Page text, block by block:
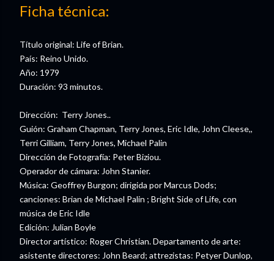
Ficha técnica:
Título original: Life of Brian.
País: Reino Unido.
Año: 1979
Duración: 93 minutos.
Dirección: Terry Jones..
Guión: Graham Chapman, Terry Jones, Eric Idle, John Cleese,,
Terri Gilliam, Terry Jones, Michael Palin
Dirección de Fotografía: Peter Biziou.
Operador de cámara: John Stanier.
Música: Geoffrey Burgon; dirigida por Marcus Dods;
canciones: Brian de Michael Palin ; Bright Side of Life, con
música de Eric Idle
Edición: Julian Boyle
Director artístico: Roger Christian. Departamento de arte:
asistente directores: John Beard; attrezistas: Petyer Dunlop,